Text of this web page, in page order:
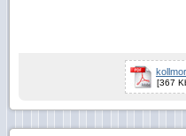
[367